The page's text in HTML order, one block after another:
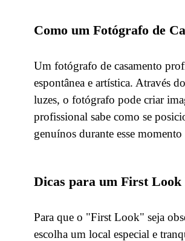
Como um Fotógrafo de
Um fotógrafo de casamento
espontânea e artística. Através
luzes, o fotógrafo pode criar
profissional sabe como se
genuínos durante esse momento
Dicas para um First Look
Para que o "First Look" seja
escolha um local especial e